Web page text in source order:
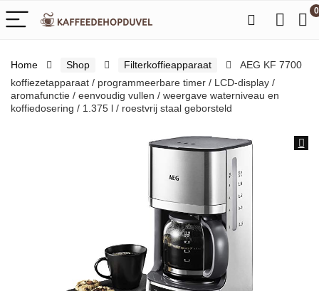
0
Home Shop Filterkoffieapparaat
AEG KF 7700
koffiezetapparaat / programmeerbare timer / LCD-display /
aromafunctie / eenvoudig vullen / weergave waterniveau en
koffiedosering / 1.375 l / roestvrij staal geborsteld